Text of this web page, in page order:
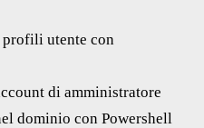
utente con
di amministratore
dominio con Powershell